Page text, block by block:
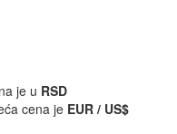
je u RSD
cena je EUR / US$